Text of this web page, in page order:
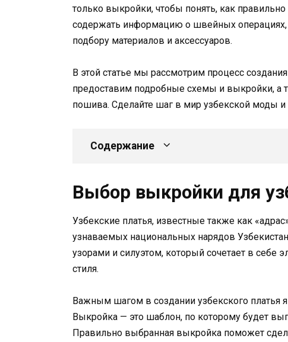
только выкройки, чтобы понять, как
содержать информацию о швейных
подбору материалов и аксессуаров.
В этой статье мы рассмотрим процесс
предоставим подробные схемы и выкройки, а
пошива. Сделайте шаг в мир узбекской моды и
Содержание
Выбор выкройки для
Узбекские платья, известные также как
узнаваемых национальных нарядов
узорами и силуэтом, который сочетает в себе
стиля.
Важным шагом в создании узбекского платья
Выкройка — это шаблон, по которому будет
Правильно выбранная выкройка поможет